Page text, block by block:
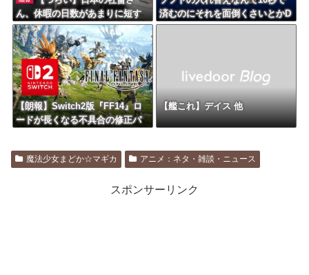
ん、休暇の日数があまりに短す
ぎて外国人からガチめに心配さ
れてしまう… 「ドイツだと小
さな休みで◯◯日程度」
済むのにそれを面倒くさいとかD
L版選ぶ理由だわとかなんなんア
【朗報】Switch2版『FF14』ロ
ードが長くなる不具合の修正パ
【艦これ】デイス 他
魔法少女まどか☆マギカ アニメ：ネタ・雑談・ニュース
スポンサーリンク